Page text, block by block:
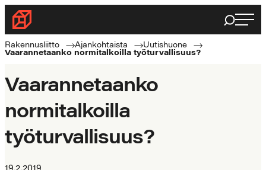
Siirry
suoraan
sisältöön
Rakennusliitto
Rakennusalan
ammattilaisten
Haku
Rakennusliitto Ajankohtaista
Uutishuone
Vaarannetaanko normitalkoilla työturvallisuus?
Vaarannetaanko
normitalkoilla
työturvallisuus?